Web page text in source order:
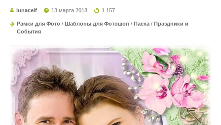
lunar.elf 13 марта 2018 1 157
Рамки для Фото / Шаблоны для Фотошоп / Пасха / Праздники и
События